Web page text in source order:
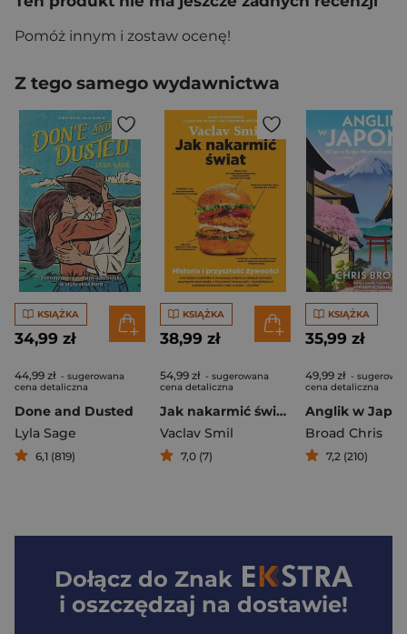
Pomóż innym i zostaw ocenę!
Z tego samego wydawnictwa
KSIĄŻKA
34,99 zł
44,99 zł - sugerowana
cena detaliczna
Done and Dusted
Lyla Sage
6,1 (819)
KSIĄŻKA
38,99 zł
54,99 zł - sugerowana
cena detaliczna
Jak nakarmić świat. Historia i przyszłość żywności
Vaclav Smil
7,0 (7)
KSIĄŻKA
35,99 zł
49,99 zł -
cena detaliczna
Broad Chris
7,2 (210)
Dołącz do Znak
i oszczędzaj na dostawie!